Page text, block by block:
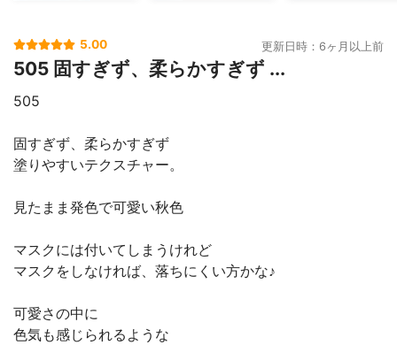
5.00 更新日時：6ヶ月以上前
505 固すぎず、柔らかすぎず ...
505
固すぎず、柔らかすぎず
塗りやすいテクスチャー。
見たまま発色で可愛い秋色
マスクには付いてしまうけれど
マスクをしなければ、落ちにくい方かな♪
可愛さの中に
色気も感じられるような